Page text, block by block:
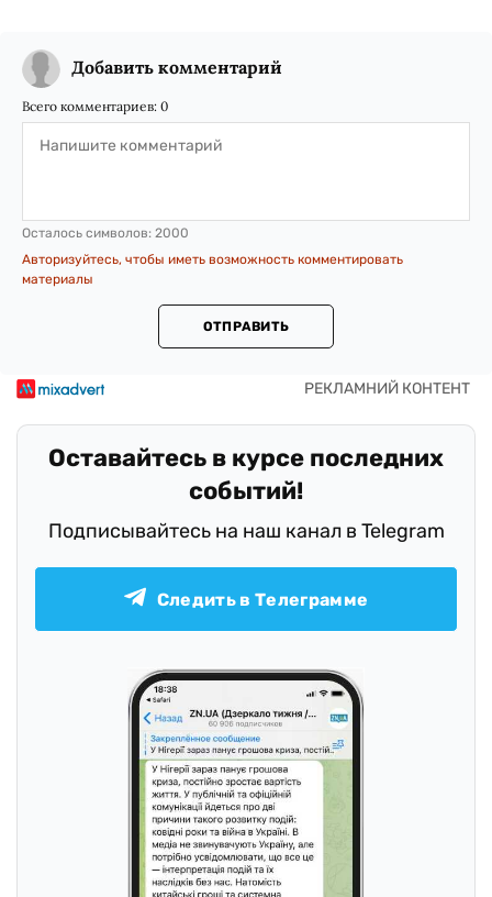
Добавить комментарий
Всего комментариев: 0
Осталось символов: 2000
Авторизуйтесь, чтобы иметь возможность комментировать
материалы
ОТПРАВИТЬ
Оставайтесь в курсе последних
событий!
Подписывайтесь на наш канал в Telegram
Следить в Телеграмме